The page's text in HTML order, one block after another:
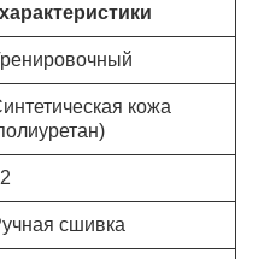
кожа
сшивка